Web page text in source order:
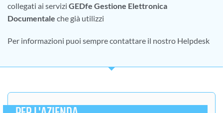
collegati ai servizi GEDfe Gestione Elettronica
Documentale che già utilizzi
Per informazioni puoi sempre contattare il nostro Helpdesk